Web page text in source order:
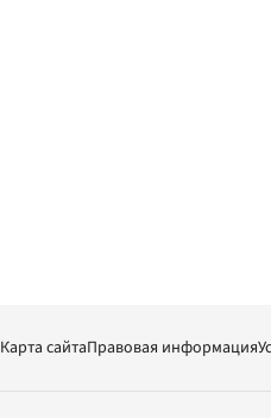
Карта сайтаПравовая информация